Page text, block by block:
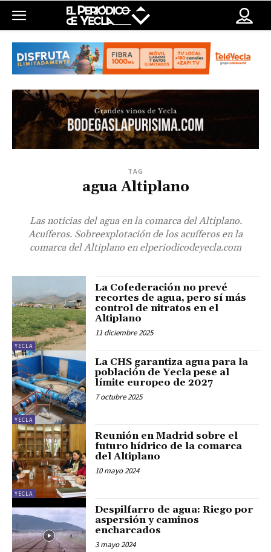
TAG
agua Altiplano
Las noticias del agua en la comarca del Altiplano.
Acuíferos. Sobreexplotación de los acuíferos en la
comarca del Altiplano en elperiodicodeyecla.com
YECLA
La Cofederación no prevé
recortes de agua, pero sí más
control de nitratos en el
Altiplano
11 diciembre 2025
YECLA
La CHS garantiza agua para la
población de Yecla pese al
límite europeo de 2027
7 octubre 2025
YECLA
Reunión en Madrid sobre el
futuro hídrico de la comarca
del Altiplano
10 mayo 2024
Despilfarro de agua: Riego por
aspersión y caminos
encharcados
3 mayo 2024